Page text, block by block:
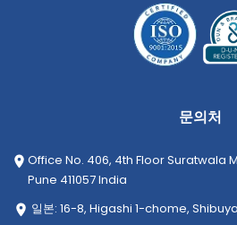
문의처
Office No. 406, 4th Floor Suratwala
Pune 411057 India
일본: 16-8, Higashi 1-chome,